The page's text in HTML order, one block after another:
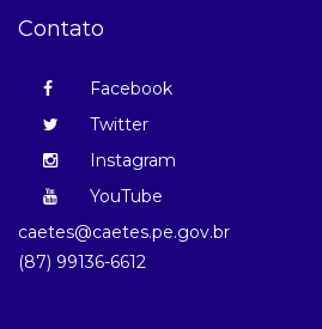
Contato
Facebook
Twitter
Instagram
YouTube
caetes@caetes.pe.gov.br
(87) 99136-6612